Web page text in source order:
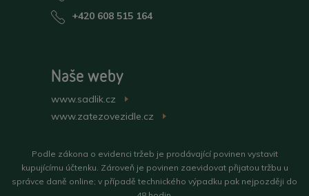
+420 608 515 164
Naše weby
www.sadlik.cz
www.zatezovezidle.cz
Podle zákona o evidenci tržeb je prodávající povinen vystavit
kupujícímu účtenku. Zároveň je povinen zaevidovat přijatou tržbu u
správce daně online; v případě technického výpadku pak nejpozději do